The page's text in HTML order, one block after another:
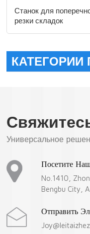
Станок для
резки складок
КАТЕГОРИИ
Универсальное
Посетите
No.1410,
Bengbu City,
Отправить